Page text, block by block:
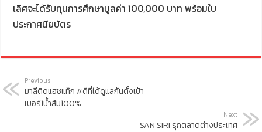
เลิศจะได้รับทุนการศึกษามูลค่า 100,000 บาท พร้อมใบ
ประกาศนียบัตร
Previous
มาลีติดแฮชแท็ก #ดีที่ได้ดูแลกันตั้งเป้า
เบอร์1น้ำส้ม100%
Next
SAN SIRI รุกตลาดต่างประเทศ